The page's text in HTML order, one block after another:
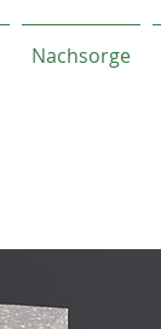
Nachsorge